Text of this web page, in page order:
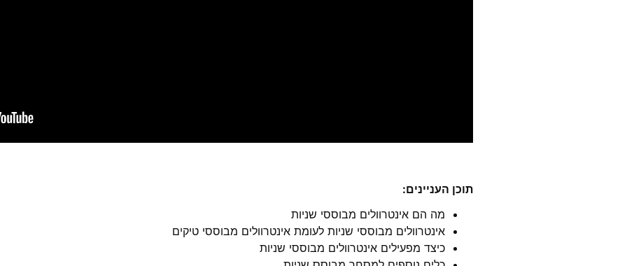
תוכן העניינים:
מה הם אינטרוולים מבוססי שניות
אינטרוולים מבוססי שניות לעומת אינטרוולים מבוססי טיקים
כיצד מפעילים אינטרוולים מבוססי שניות